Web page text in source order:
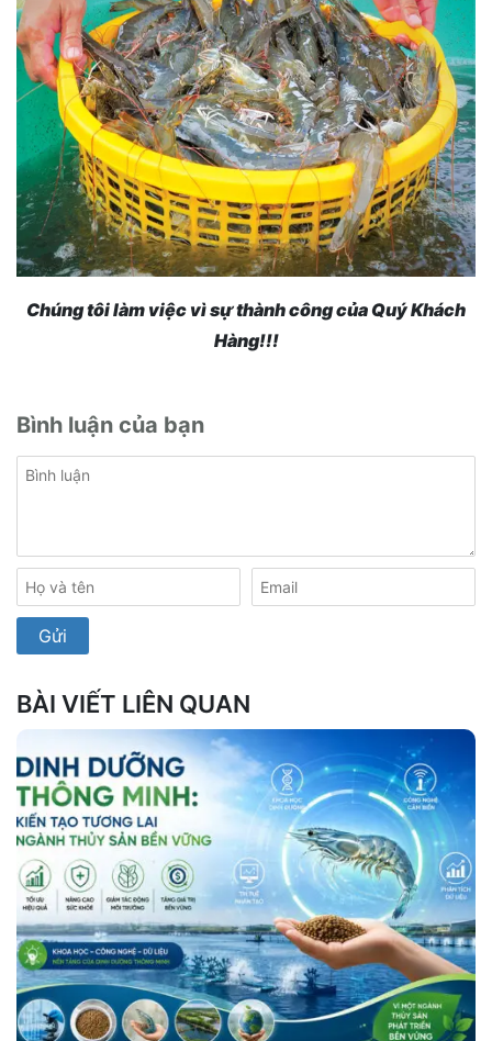
Chúng tôi làm việc vì sự thành công của Quý Khách
Hàng!!!
Bình luận của bạn
BÀI VIẾT LIÊN QUAN